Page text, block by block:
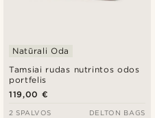
Tamsiai rudas nutrintos odos
portfelis
Natūrali Oda
119,00 €
2 SPALVOS DELTON BAGS